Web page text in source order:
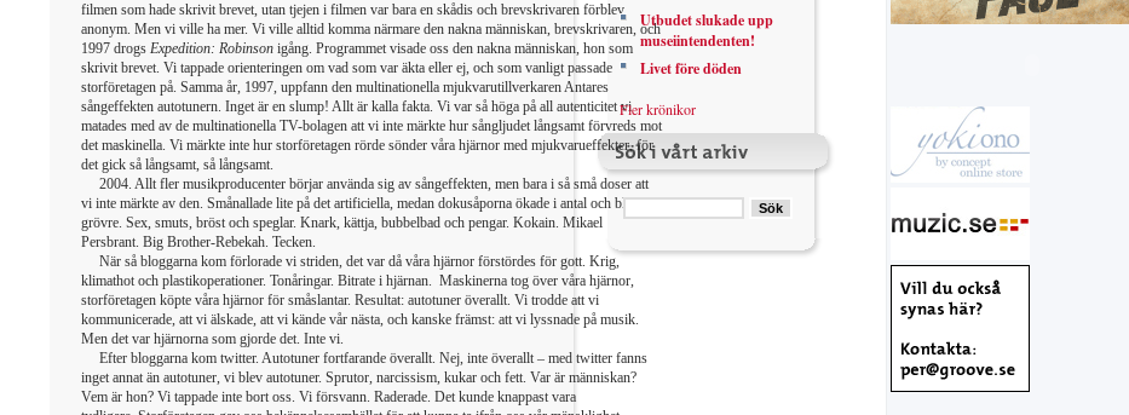
filmen som hade skrivit brevet, utan tjejen i filmen var bara en skådis och brevskrivaren förblev
anonym. Men vi ville ha mer. Vi ville alltid komma närmare den nakna människan, brevskrivaren, och
1997 drogs Expedition: Robinsonigång. Programmet visade oss den nakna människan, hon som
skrivit brevet. Vi tappade orienteringen om vad som var äkta eller ej, och som vanligt passade
storföretagen på. Samma år, 1997, uppfann den multinationella mjukvarutillverkaren Antares
sångeffekten autotunern. Inget är en slump! Allt är kalla fakta. Vi var så höga på all autenticitet vi
matades med av de multinationella TV-bolagen att vi inte märkte hur sångljudet långsamt förvreds mot
det maskinella. Vi märkte inte hur storföretagen rörde sönder våra hjärnor med mjukvarueffekter, för
det gick så långsamt, så långsamt.
2004. Allt fler musikproducenter börjar använda sig av sångeffekten, men bara i så små doser att
vi inte märkte av den. Smånallade lite på det artificiella, medan dokusåporna ökade i antal och blev allt
grövre. Sex, smuts, bröst och speglar. Knark, kättja, bubbelbad och pengar. Kokain. Mikael
Persbrant. Big Brother-Rebekah. Tecken.
När så bloggarna kom förlorade vi striden, det var då våra hjärnor förstördes för gott. Krig,
klimathot och plastikoperationer. Tonåringar. Bitrate i hjärnan. Maskinerna tog över våra hjärnor,
storföretagen köpte våra hjärnor för småslantar. Resultat: autotuner överallt. Vi trodde att vi
kommunicerade, att vi älskade, att vi kände vår nästa, och kanske främst: att vi lyssnade på musik.
Men det var hjärnorna som gjorde det. Inte vi.
Efter bloggarna kom twitter. Autotuner fortfarande överallt. Nej, inte överallt – med twitter fanns
inget annat än autotuner, vi blev autotuner. Sprutor, narcissism, kukar och fett. Var är människan?
Vem är hon? Vi tappade inte bort oss. Vi försvann. Raderade. Det kunde knappast vara
Utbudet slukade upp
museiintendenten!
Livet före döden
Fler krönikor